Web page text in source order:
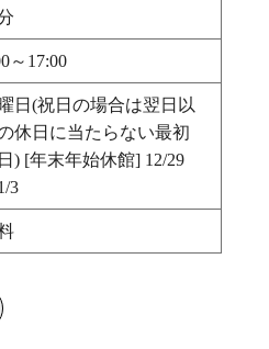
～17:00
日(祝日の場合は翌日以
休日に当たらない最初
) [年末年始休館] 12/29
3